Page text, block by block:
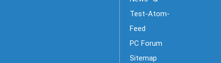
Test-Atom-
Feed
PC Forum
Sitemap